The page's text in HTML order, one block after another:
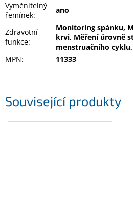
Související produkty
Vyměnitelný
řemínek:
ano
Zdravotní
funkce:
Monitoring spánku,
krvi, Měření úrovně
menstruačního
MPN: 11333